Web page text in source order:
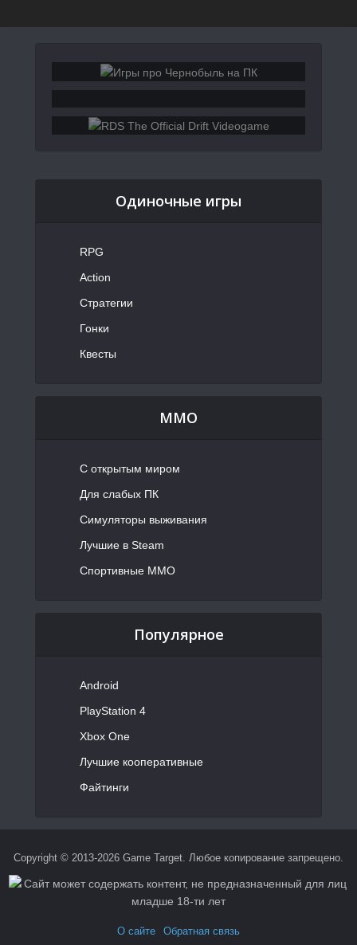
Одиночные игры
RPG
Action
Стратегии
Гонки
Квесты
MMO
С открытым миром
Для слабых ПК
Симуляторы выживания
Лучшие в Steam
Спортивные MMO
Популярное
Android
PlayStation 4
Xbox One
Лучшие кооперативные
Файтинги
Copyright © 2013-2026 Game Target. Любое копирование запрещено.
О сайте Обратная связь